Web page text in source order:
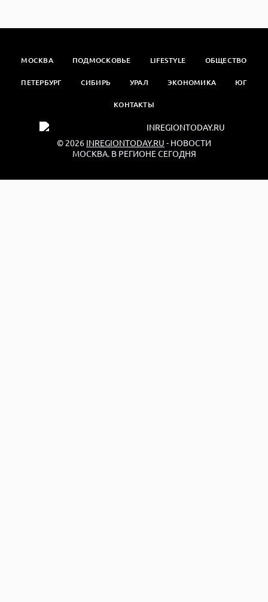
МОСКВА ПОДМОСКОВЬЕ LIFESTYLE ОБЩЕСТВО
ПЕТЕРБУРГ СИБИРЬ УРАЛ ЭКОНОМИКА ЮГ
КОНТАКТЫ
© 2026 INREGIONTODAY.RU - НОВОСТИ
МОСКВА. В РЕГИОНЕ СЕГОДНЯ